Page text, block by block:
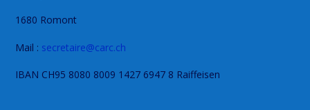
1680 Romont
Mail : secretaire@carc.ch
IBAN CH95 8080 8009 1427 6947 8 Raiffeisen